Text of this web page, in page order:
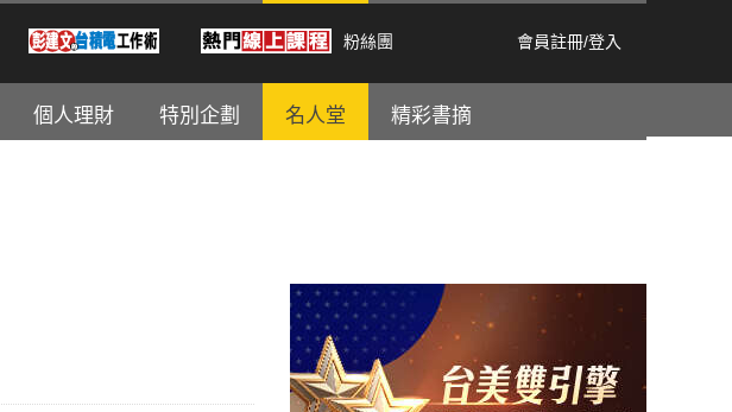
粉絲團 會員註冊/登入
個人理財 特別企劃 名人堂 精彩書摘